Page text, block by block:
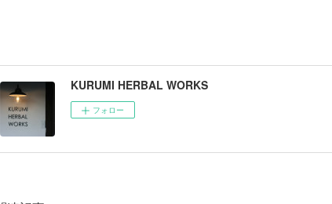
KURUMI HERBAL WORKS
フォロー